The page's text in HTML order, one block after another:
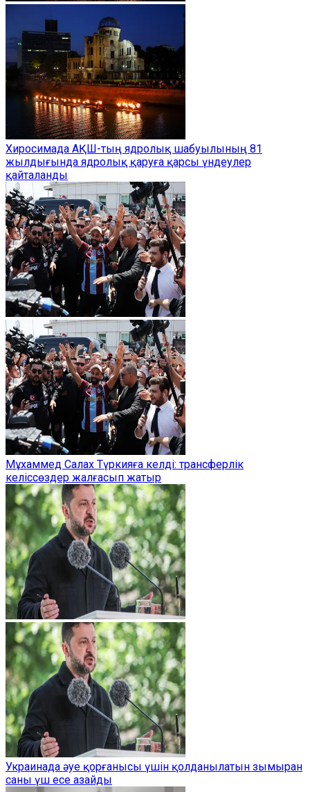
Хиросимада АҚШ-тың ядролық шабуылының 81
жылдығында ядролық қаруға қарсы үндеулер
қайталанды
Мұхаммед Салах Түркияға келді: трансферлік
келіссөздер жалғасып жатыр
Украинада әуе қорғанысы үшін қолданылатын зымыран
саны үш есе азайды